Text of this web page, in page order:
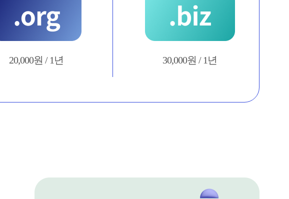
20,000원 / 1년 30,000원 / 1년